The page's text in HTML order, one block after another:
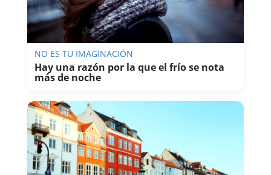
NO ES TU IMAGINACIÓN
Hay una razón por la que el frío se nota
más de noche